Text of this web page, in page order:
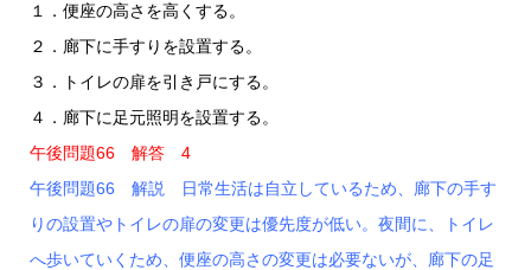
１．便座の高さを高くする。
２．廊下に手すりを設置する。
３．トイレの扉を引き戸にする。
４．廊下に足元照明を設置する。
午後問題66 解答 4
午後問題66 解説 日常生活は自立しているため、廊下の手す
りの設置やトイレの扉の変更は優先度が低い。夜間に、トイレ
へ歩いていくため、便座の高さの変更は必要ないが、廊下の足